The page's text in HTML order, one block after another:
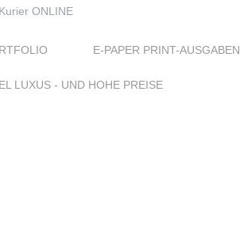
E-PAPER PRINT-AUSGABEN
LUXUS - UND HOHE PREISE